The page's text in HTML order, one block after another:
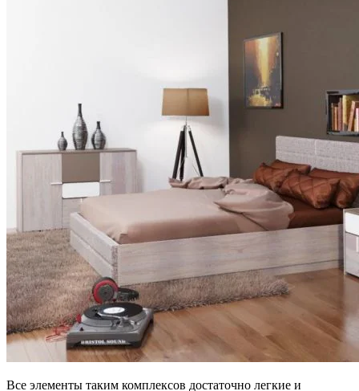
Все элементы таким комплексов достаточно легкие и